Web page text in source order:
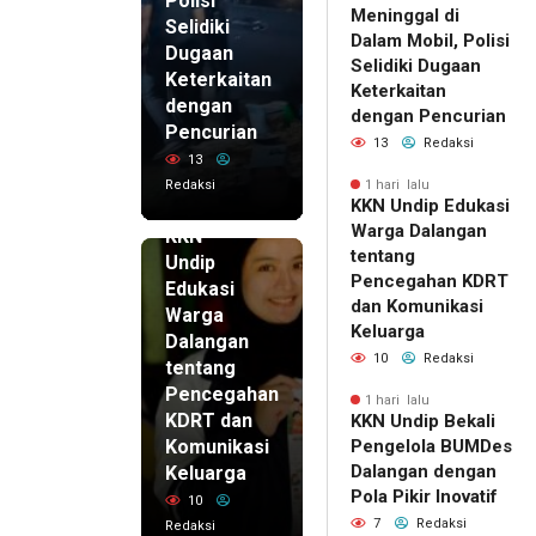
Selidiki
Dugaan
Keterkaitan
dengan
Pencurian
13
Redaksi
KKN
Undip
Edukasi
Warga
Dalangan
tentang
Pencegahan
KDRT dan
Komunikasi
Keluarga
10
Redaksi
Meninggal di
Dalam Mobil, Polisi
Selidiki Dugaan
Keterkaitan
dengan Pencurian
13 Redaksi
1 hari lalu
KKN Undip Edukasi
Warga Dalangan
tentang
Pencegahan KDRT
dan Komunikasi
Keluarga
10 Redaksi
1 hari lalu
KKN Undip Bekali
Pengelola BUMDes
Dalangan dengan
Pola Pikir Inovatif
7 Redaksi